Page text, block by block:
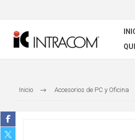
Inicio Accesorios de PC y Oficina